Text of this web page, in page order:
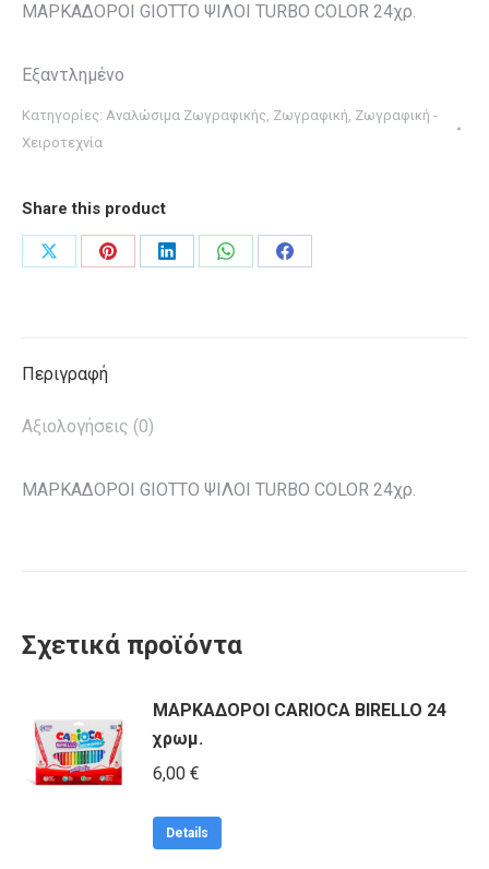
ΜΑΡΚΑΔΟΡΟΙ GIOTTO ΨΙΛΟΙ TURBO COLOR 24χρ.
Εξαντλημένο
Κατηγορίες: Αναλώσιμα Ζωγραφικής, Ζωγραφική, Ζωγραφική -
Χειροτεχνία
Share this product
Share
Share
Share
Share
Share
Περιγραφή
Αξιολογήσεις (0)
ΜΑΡΚΑΔΟΡΟΙ GIOTTO ΨΙΛΟΙ TURBO COLOR 24χρ.
Σχετικά προϊόντα
ΜΑΡΚΑΔΟΡΟΙ CARIOCA BIRELLO 24
χρωμ.
6,00 €
Details